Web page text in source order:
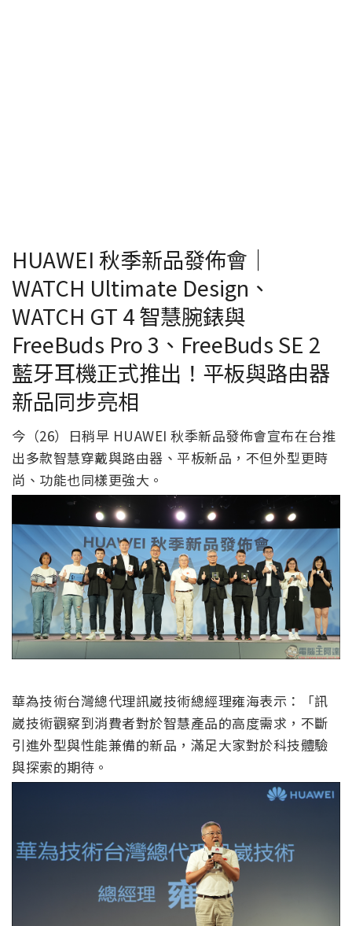
HUAWEI 秋季新品發佈會｜
WATCH Ultimate Design、
WATCH GT 4 智慧腕錶與
FreeBuds Pro 3、FreeBuds SE 2
藍牙耳機正式推出！平板與路由器
新品同步亮相
今（26）日稍早 HUAWEI 秋季新品發佈會宣布在台推
出多款智慧穿戴與路由器、平板新品，不但外型更時
尚、功能也同樣更強大。
華為技術台灣總代理訊崴技術總經理雍海表示：「訊
崴技術觀察到消費者對於智慧產品的高度需求，不斷
引進外型與性能兼備的新品，滿足大家對於科技體驗
與探索的期待。